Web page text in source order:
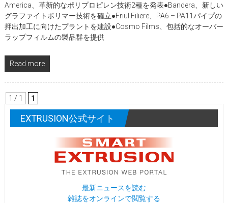
America、革新的なポリプロピレン技術2種を発表●Bandera、新しい
グラファイトポリマー技術を確立●Friul Filiere、PA6 – PA11パイプの
押出加工に向けたプラントを建設●Cosmo Films、包括的なオーバー
ラップフィルムの製品群を提供
Read more
1 / 1 1
EXTRUSION公式サイト
最新ニュースを読む
雑誌をオンラインで閲覧する